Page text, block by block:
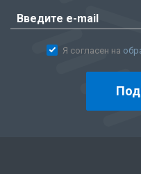
Я согласен на